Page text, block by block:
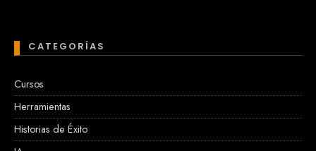
CATEGORÍAS
Cursos
Herramientas
Historias de Éxito